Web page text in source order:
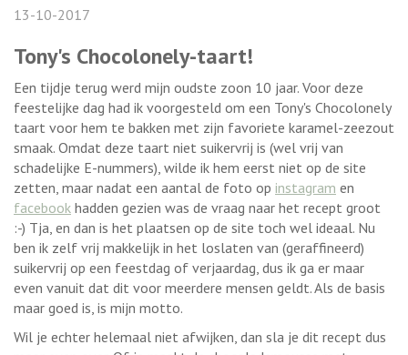
13-10-2017
Tony's Chocolonely-taart!
Een tijdje terug werd mijn oudste zoon 10 jaar. Voor deze
feestelijke dag had ik voorgesteld om een Tony's Chocolonely
taart voor hem te bakken met zijn favoriete karamel-zeezout
smaak. Omdat deze taart niet suikervrij is (wel vrij van
schadelijke E-nummers), wilde ik hem eerst niet op de site
zetten, maar nadat een aantal de foto op instagram en
facebook hadden gezien was de vraag naar het recept groot
:-) Tja, en dan is het plaatsen op de site toch wel ideaal. Nu
ben ik zelf vrij makkelijk in het loslaten van (geraffineerd)
suikervrij op een feestdag of verjaardag, dus ik ga er maar
even vanuit dat dit voor meerdere mensen geldt. Als de basis
maar goed is, is mijn motto.
Wil je echter helemaal niet afwijken, dan sla je dit recept dus